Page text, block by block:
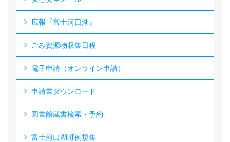
広報『富士河口湖』
ごみ資源物収集日程
電子申請（オンライン申請）
申請書ダウンロード
図書館蔵書検索・予約
富士河口湖町例規集